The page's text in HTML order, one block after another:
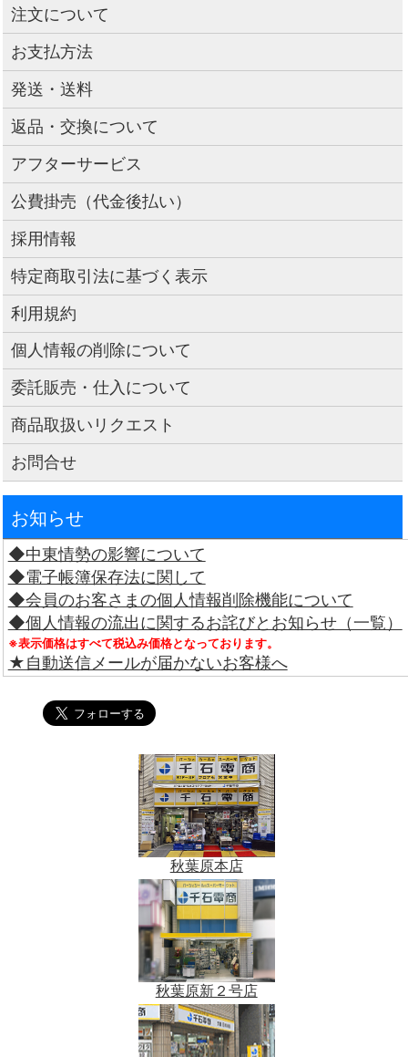
注文について
お支払方法
発送・送料
返品・交換について
アフターサービス
公費掛売（代金後払い）
採用情報
特定商取引法に基づく表示
利用規約
個人情報の削除について
委託販売・仕入について
商品取扱いリクエスト
お問合せ
お知らせ
◆中東情勢の影響について
◆電子帳簿保存法に関して
◆会員のお客さまの個人情報削除機能について
◆個人情報の流出に関するお詫びとお知らせ（一覧）
※表示価格はすべて税込み価格となっております。
★自動送信メールが届かないお客様へ
秋葉原本店
秋葉原新２号店